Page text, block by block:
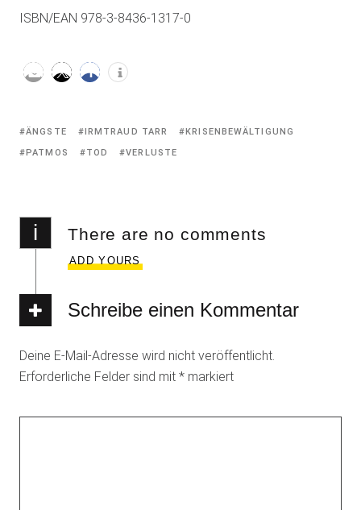
ISBN/EAN 978-3-8436-1317-0
Tagged
with:
ÄNGSTE IRMTRAUD TARR
KRISENBEWÄLTIGUNG
PATMOS
TOD VERLUSTE
i There are no comments
ADD YOURS
Schreibe einen Kommentar
Deine E-Mail-Adresse wird nicht veröffentlicht.
Erforderliche Felder sind mit * markiert